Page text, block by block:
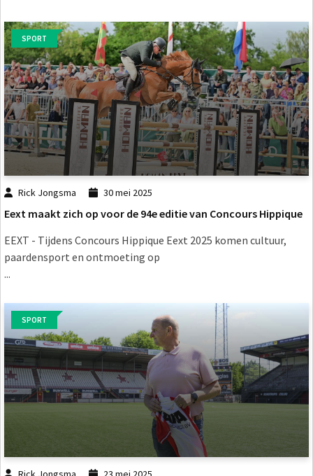
SPORT
Rick Jongsma 30 mei 2025
Eext maakt zich op voor de 94e editie van Concours Hippique
EEXT - Tijdens Concours Hippique Eext 2025 komen cultuur,
paardensport en ontmoeting op
...
SPORT